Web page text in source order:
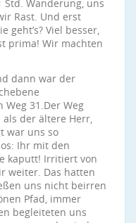
Std. Wanderung, uns
Rast. Und erst
geht’s? Viel besser,
prima! Wir machten
dann war der
31.Der Weg
der ältere Herr,
war uns so
Ihr mit den
kaputt! Irritiert von
weiter. Das hatten
uns nicht beirren
Pfad, immer
begleiteten uns